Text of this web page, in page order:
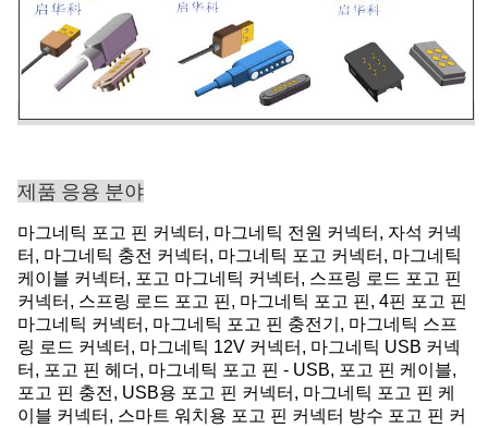
제품 응용 분야
마그네틱 포고 핀 커넥터, 마그네틱 전원 커넥터, 자석 커넥
터, 마그네틱 충전 커넥터, 마그네틱 포고 커넥터, 마그네틱
케이블 커넥터, 포고 마그네틱 커넥터, 스프링 로드 포고 핀
커넥터, 스프링 로드 포고 핀, 마그네틱 포고 핀, 4핀 포고 핀
마그네틱 커넥터, 마그네틱 포고 핀 충전기, 마그네틱 스프
링 로드 커넥터, 마그네틱 12V 커넥터, 마그네틱 USB 커넥
터, 포고 핀 헤더, 마그네틱 포고 핀 - USB, 포고 핀 케이블,
포고 핀 충전, USB용 포고 핀 커넥터, 마그네틱 포고 핀 케
이블 커넥터, 스마트 워치용 포고 핀 커넥터 방수 포고 핀 커